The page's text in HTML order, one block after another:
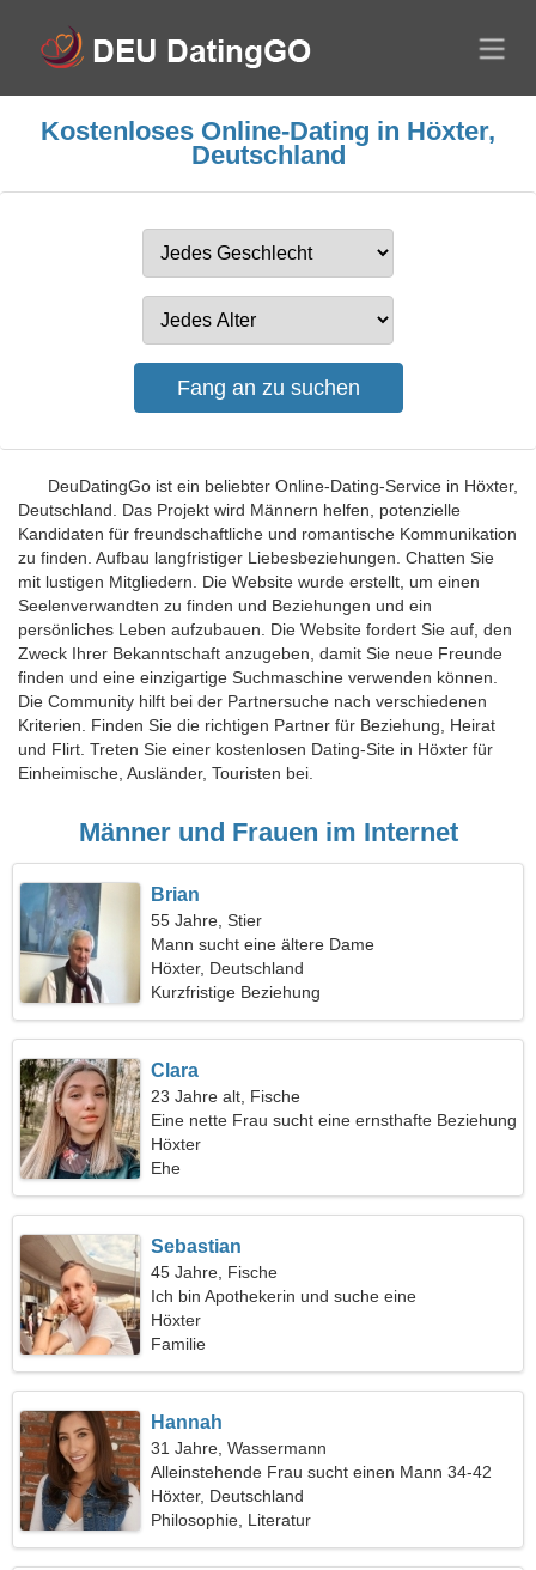
Kostenloses Online-Dating in Höxter,
Deutschland
DeuDatingGo ist ein beliebter Online-Dating-Service in Höxter,
Deutschland. Das Projekt wird Männern helfen, potenzielle
Kandidaten für freundschaftliche und romantische Kommunikation
zu finden. Aufbau langfristiger Liebesbeziehungen. Chatten Sie
mit lustigen Mitgliedern. Die Website wurde erstellt, um einen
Seelenverwandten zu finden und Beziehungen und ein
persönliches Leben aufzubauen. Die Website fordert Sie auf, den
Zweck Ihrer Bekanntschaft anzugeben, damit Sie neue Freunde
finden und eine einzigartige Suchmaschine verwenden können.
Die Community hilft bei der Partnersuche nach verschiedenen
Kriterien. Finden Sie die richtigen Partner für Beziehung, Heirat
und Flirt. Treten Sie einer kostenlosen Dating-Site in Höxter für
Einheimische, Ausländer, Touristen bei.
Männer und Frauen im Internet
Brian
55 Jahre, Stier
Mann sucht eine ältere Dame
Höxter, Deutschland
Kurzfristige Beziehung
Clara
23 Jahre alt, Fische
Eine nette Frau sucht eine ernsthafte Beziehung
Höxter
Ehe
Sebastian
45 Jahre, Fische
Ich bin Apothekerin und suche eine
leidenschaftliche Frau
Höxter
Familie
Hannah
31 Jahre, Wassermann
Alleinstehende Frau sucht einen Mann 34-42
Höxter, Deutschland
Philosophie, Literatur